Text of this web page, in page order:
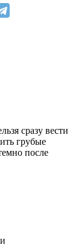
сразу вести
грубые
после